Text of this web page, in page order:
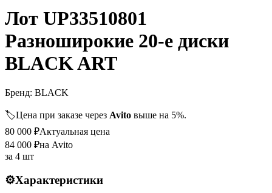
Лот UP33510801
Разноширокие 20-е диски
BLACK ART
Бренд: BLACK
🏷️Цена при заказе через Avito выше на 5%.
80 000 ₽Актуальная цена
84 000 ₽на Avito
за 4 шт
⚙️Характеристики